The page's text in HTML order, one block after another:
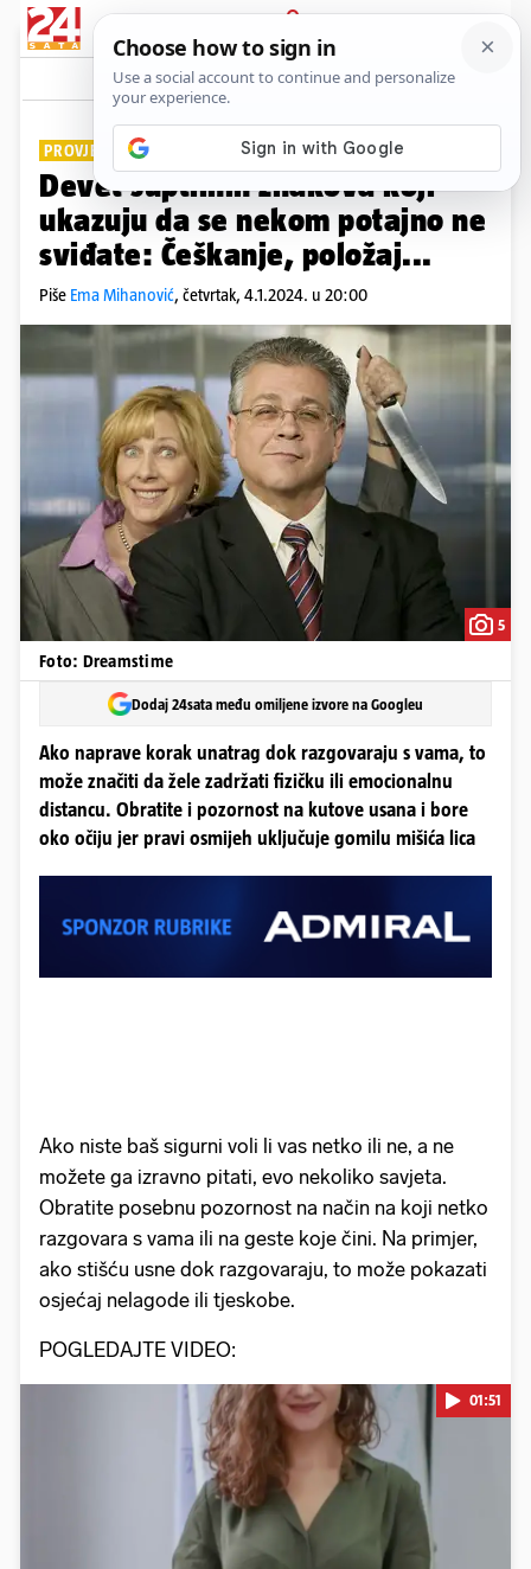
PRIJAVA
Lifestyle Komentari
PROVJERITE ŠTO MISLE O VAMA
Devet suptilnih znakova koji
ukazuju da se nekom potajno ne
sviđate: Češkanje, položaj...
Piše Ema Mihanović, četvrtak, 4.1.2024. u 20:00
5
Foto: Dreamstime
Dodaj 24sata među omiljene izvore na Googleu
Ako naprave korak unatrag dok razgovaraju s vama, to
može značiti da žele zadržati fizičku ili emocionalnu
distancu. Obratite i pozornost na kutove usana i bore
oko očiju jer pravi osmijeh uključuje gomilu mišića lica
Ako niste baš sigurni voli li vas netko ili ne, a ne
možete ga izravno pitati, evo nekoliko savjeta.
Obratite posebnu pozornost na način na koji netko
razgovara s vama ili na geste koje čini. Na primjer,
ako stišću usne dok razgovaraju, to može pokazati
osjećaj nelagode ili tjeskobe.
POGLEDAJTE VIDEO:
Pokretanje videa...
01:51